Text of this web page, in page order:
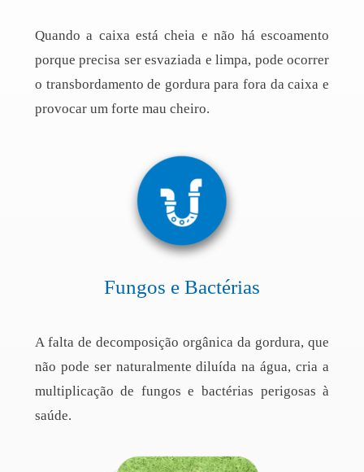
Quando a caixa está cheia e não há escoamento
porque precisa ser esvaziada e limpa, pode ocorrer
o transbordamento de gordura para fora da caixa e
provocar um forte mau cheiro.
Fungos e Bactérias
A falta de decomposição orgânica da gordura, que
não pode ser naturalmente diluída na água, cria a
multiplicação de fungos e bactérias perigosas à
saúde.